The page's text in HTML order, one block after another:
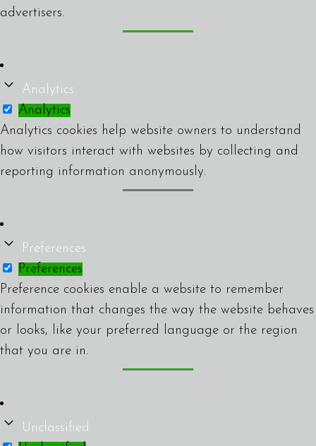
advertisers.
Analytics
Analytics
Analytics cookies help website owners to understand
how visitors interact with websites by collecting and
reporting information anonymously.
Preferences
Preferences
Preference cookies enable a website to remember
information that changes the way the website behaves
or looks, like your preferred language or the region
that you are in.
Unclassified